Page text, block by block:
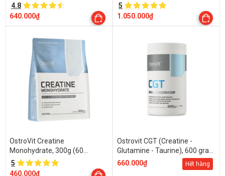
4.8
640.000₫
5
1.050.000₫
OstroVit Creatine
Monohydrate, 300g (60
Servings)
5
460.000₫
Ostrovit CGT (Creatine -
Glutamine - Taurine), 600 gram
- 30 Servings
660.000₫ Hết hàng